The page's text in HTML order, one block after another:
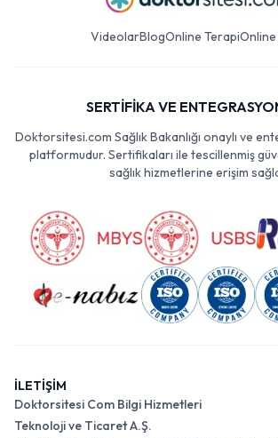
VideolarBlogOnline Terapi
SERTİFİKA VE
Doktorsitesi.com Sağlık Bakanlığı onaylı ve
platformudur. Sertifikaları ile tescillenmiş
sağlık hizmetlerine erişim
İLETİŞİM
Doktorsitesi Com Bilgi Hizmetleri
Teknoloji ve Ticaret A.Ş.